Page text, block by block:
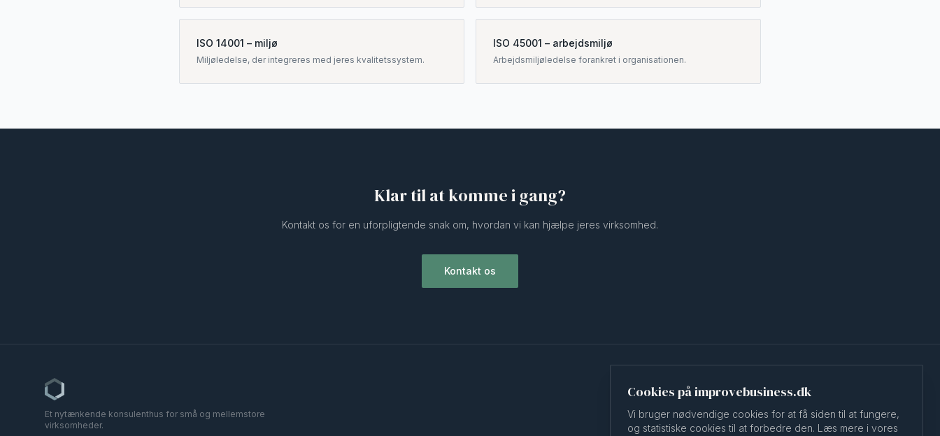
ISO 14001 – miljø
Miljøledelse, der integreres med jeres kvalitetssystem.
ISO 45001 – arbejdsmiljø
Arbejdsmiljøledelse forankret i organisationen.
Klar til at komme i gang?
Kontakt os for en uforpligtende snak om, hvordan vi kan hjælpe jeres virksomhed.
Kontakt os
Et nytænkende konsulenthus for små og mellemstore
virksomheder.
Cookies på improvebusiness.dk
Vi bruger nødvendige cookies for at få siden til at fungere,
og statistiske cookies til at forbedre den. Læs mere i vores